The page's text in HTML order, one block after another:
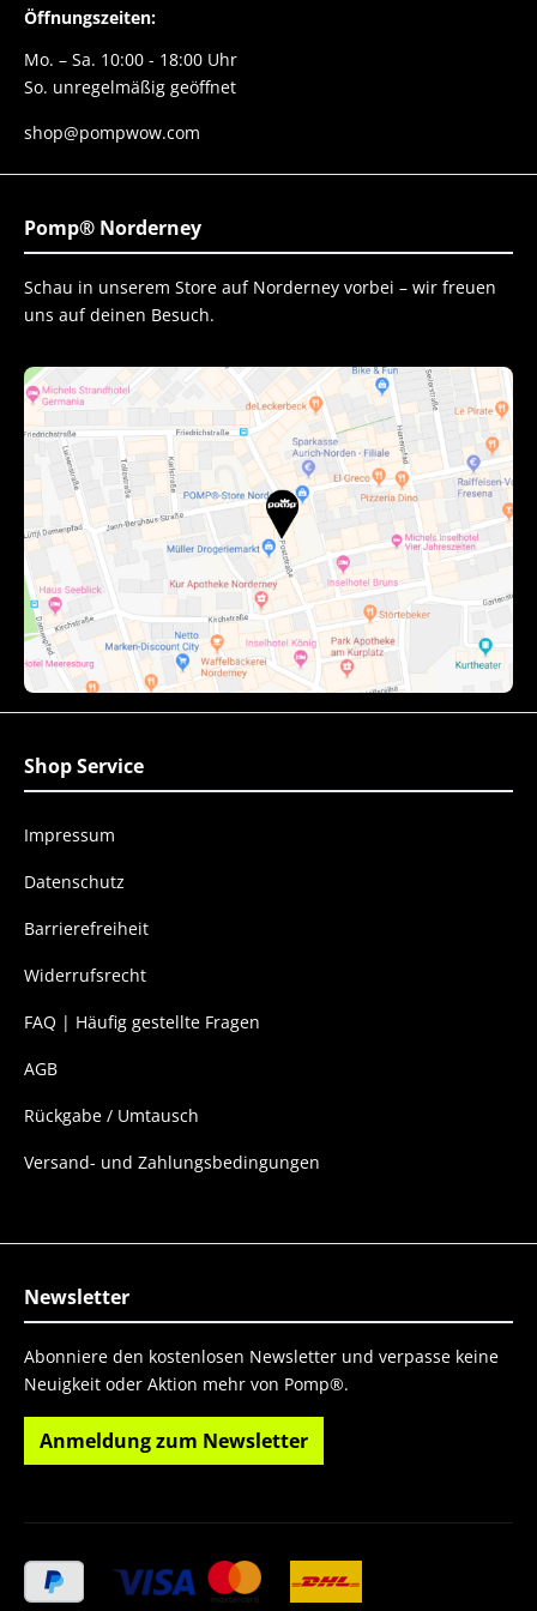
Öffnungszeiten:
Mo. – Sa. 10:00 - 18:00 Uhr
So. unregelmäßig geöffnet
shop@pompwow.com
Pomp® Norderney
Schau in unserem Store auf Norderney vorbei – wir freuen
uns auf deinen Besuch.
Shop Service
Impressum
Datenschutz
Barrierefreiheit
Widerrufsrecht
FAQ | Häufig gestellte Fragen
AGB
Rückgabe / Umtausch
Versand- und Zahlungsbedingungen
Newsletter
Abonniere den kostenlosen Newsletter und verpasse keine
Neuigkeit oder Aktion mehr von Pomp®.
Anmeldung zum Newsletter